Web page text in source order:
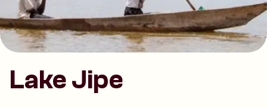
Lake Jipe